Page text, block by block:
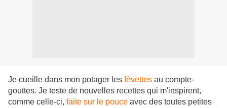
Je cueille dans mon potager les févettes au compte-
gouttes. Je teste de nouvelles recettes qui m'inspirent,
comme celle-ci, faite sur le pouce avec des toutes petites